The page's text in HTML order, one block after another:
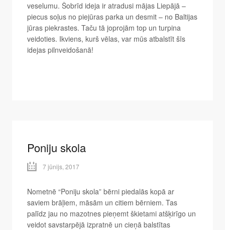
veselumu. Šobrīd ideja ir atradusi mājas Liepājā –
piecus soļus no piejūras parka un desmit – no Baltijas
jūras piekrastes. Taču tā joprojām top un turpina
veidoties. Ikviens, kurš vēlas, var mūs atbalstīt šīs
idejas pilnveidošanā!
Poniju skola
7 jūnijs, 2017
Nometnē “Poniju skola” bērni piedalās kopā ar
saviem brāļiem, māsām un citiem bērniem. Tas
palīdz jau no mazotnes pieņemt škietami atšķirīgo un
veidot savstarpējā izpratnē un cieņā balstītas